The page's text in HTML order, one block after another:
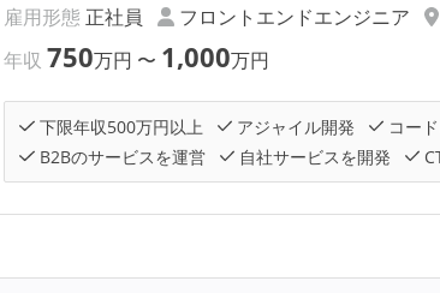
雇用形態 正社員 フロントエンドエンジニア
年収750万円 〜 1,000万円
下限年収500万円以上 アジャイル開発 コー
B2Bのサービスを運営
自社サービスを開発